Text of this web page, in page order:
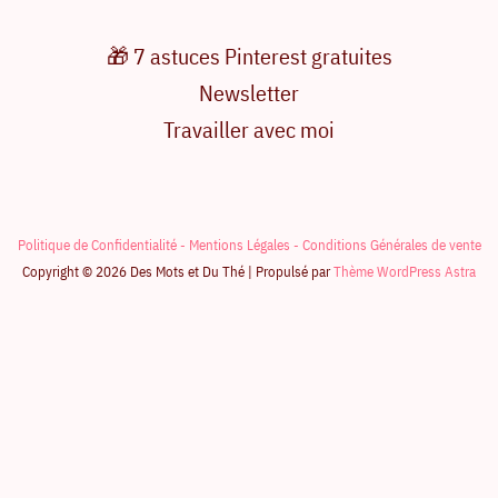
🎁 7 astuces Pinterest gratuites
Newsletter
Travailler avec moi
Politique de Confidentialité - Mentions Légales - Conditions Générales de vente
Copyright © 2026 Des Mots et Du Thé | Propulsé parThème WordPress Astra